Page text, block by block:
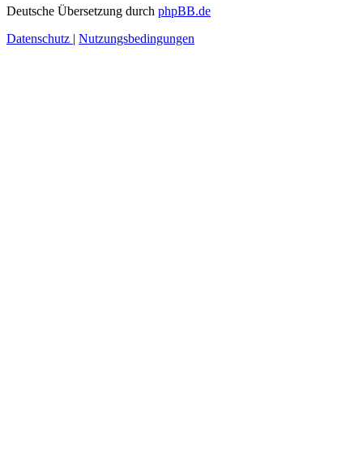
Deutsche Übersetzung durch phpBB.de
Datenschutz | Nutzungsbedingungen